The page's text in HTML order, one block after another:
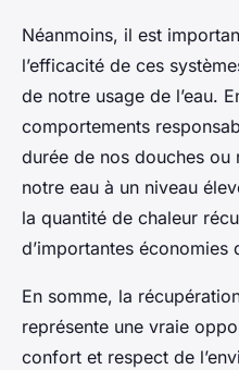
Néanmoins, il est
l’efficacité de ces
de notre usage de l’eau.
comportements
durée de nos douches
notre eau à un niveau
la quantité de chaleur
d’importantes économies
En somme, la
représente une vraie
confort et respect de